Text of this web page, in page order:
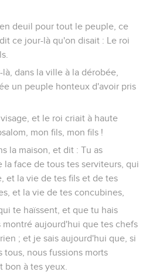
deuil pour tout le peuple, ce
ce jour-là qu'on disait : Le roi
dans la ville à la dérobée,
un peuple honteux d'avoir pris
et le roi criait à haute
mon fils, mon fils !
la maison, et dit : Tu as
face de tous tes serviteurs, qui
et la vie de tes fils et de tes
et la vie de tes concubines,
te haïssent, et que tu hais
montré aujourd'hui que tes chefs
; et je sais aujourd'hui que, si
tous, nous fussions morts
bon à tes yeux.